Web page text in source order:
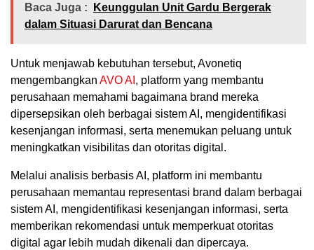
Baca Juga :
Keunggulan Unit Gardu Bergerak
dalam Situasi Darurat dan Bencana
Untuk menjawab kebutuhan tersebut, Avonetiq
mengembangkan AVO AI , platform yang membantu
perusahaan memahami bagaimana brand mereka
dipersepsikan oleh berbagai sistem AI, mengidentifikasi
kesenjangan informasi, serta menemukan peluang untuk
meningkatkan visibilitas dan otoritas digital.
Melalui analisis berbasis AI, platform ini membantu
perusahaan memantau representasi brand dalam berbagai
sistem AI, mengidentifikasi kesenjangan informasi, serta
memberikan rekomendasi untuk memperkuat otoritas
digital agar lebih mudah dikenali dan dipercaya.